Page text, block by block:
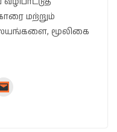
மற்றும்
மூலிகை